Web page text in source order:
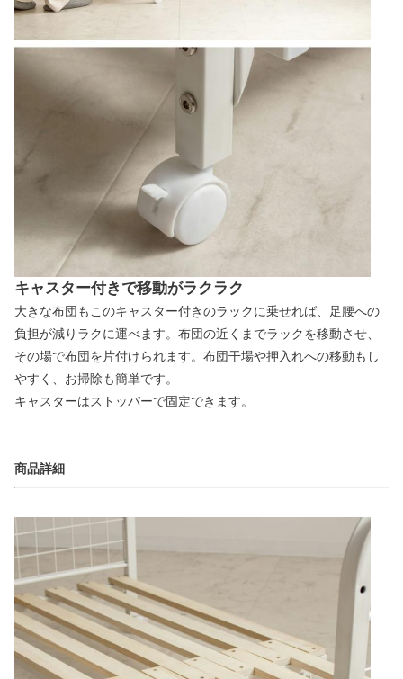
キャスター付きで移動がラクラク
大きな布団もこのキャスター付きのラックに乗せれば、足腰への
負担が減りラクに運べます。布団の近くまでラックを移動させ、
その場で布団を片付けられます。布団干場や押入れへの移動もし
やすく、お掃除も簡単です。
キャスターはストッパーで固定できます。
商品詳細